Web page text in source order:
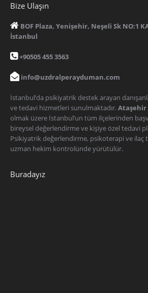
Bize Ulaşın
BOF Plaza, Yenişehir, Neşeli Sk NO:1
İstanbul
+90505 455 3563
info@uzdralperayduman.com
İstanbul’da psikiyatrik destek arayan
ve tedavi hizmetleri sunulmaktadır.Ataşehir
olmak üzere İstanbul’un tüm ilçelerinden
bireysel değerlendirme ve kişiye özel tedavi
Psikiyatrik değerlendirme, psikoterapi ve ilaç
uzman hekim kontrolünde yürütülür.
Buradayız